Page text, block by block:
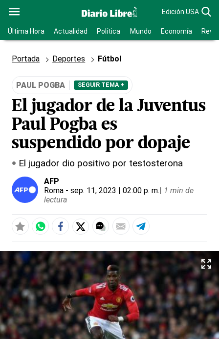
Edición USA
Última Hora Actualidad Política Mundo Economía
Portada Deportes Fútbol
PAUL POGBA SEGUIR TEMA +
El jugador de la Juventus
Paul Pogba es
suspendido por dopaje
El jugador dio positivo por testosterona
AFP
Roma - sep. 11, 2023 | 02:00 p. m.| 1 min de
lectura